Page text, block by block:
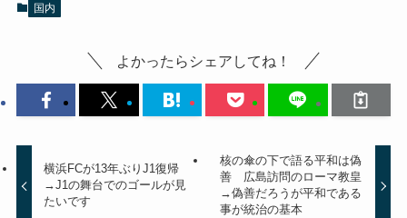
国内
よかったらシェアしてね！
横浜FCが13年ぶりJ1復帰
→J1の舞台でのゴールが見
たいです
核の傘の下で語る平和は偽
善 広島訪問のローマ教皇
→偽善だろうが平和である
事が統治の基本